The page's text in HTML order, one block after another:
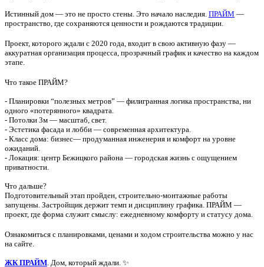
Истинный дом — это не просто стены. Это начало наследия. ПРАЙМ —
пространство, где сохраняются ценности и рождаются традиции.
Проект, которого ждали с 2020 года, входит в свою активную фазу —
аккуратная организация процесса, прозрачный график и качество на каждом
этапе.
Что такое ПРАЙМ?
- Планировки “полезных метров” — филигранная логика пространства, ни
одного «потерянного» квадрата.
- Потолки 3м — масштаб, свет.
- Эстетика фасада и лобби — современная архитектура.
- Класс дома: бизнес— продуманная инженерия и комфорт на уровне
ожиданий.
- Локация: центр Бежицкого района — городская жизнь с ощущением
приватности.
Что дальше?
Подготовительный этап пройден, строительно-монтажные работы
запущены. Застройщик держит темп и дисциплину графика. ПРАЙМ —
проект, где форма служит смыслу: ежедневному комфорту и статусу дома.
Ознакомиться с планировками, ценами и ходом строительства можно у нас
на сайте.
ЖК ПРАЙМ . Дом, который ждали. ✨